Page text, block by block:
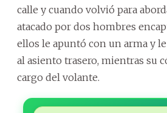
calle y cuando volvió para
atacado por dos hombres
ellos le apuntó con un arma y
al asiento trasero, mientras su
cargo del volante.